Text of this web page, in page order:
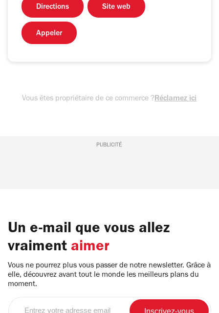
Directions Site web
Appeler
Vous êtes propriétaire de ce commerce ?Réclamez ici
PUBLICITÉ
Un e-mail que vous allez
vraiment aimer
Vous ne pourrez plus vous passer de notre newsletter. Grâce à
elle, découvrez avant tout le monde les meilleurs plans du
moment.